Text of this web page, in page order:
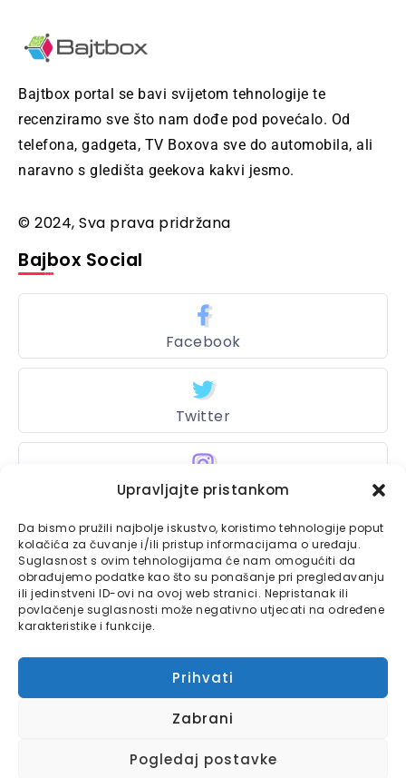
Upravljajte pristankom
Da bismo pružili najbolje iskustvo, koristimo tehnologije poput
kolačića za čuvanje i/ili pristup informacijama o uređaju.
Suglasnost s ovim tehnologijama će nam omogućiti da
obrađujemo podatke kao što su ponašanje pri pregledavanju
ili jedinstveni ID-ovi na ovoj web stranici. Nepristanak ili
povlačenje suglasnosti može negativno utjecati na određene
karakteristike i funkcije.
Prihvati
Zabrani
Pogledaj postavke
Bajtbox portal se bavi svijetom tehnologije te
recenziramo sve što nam dođe pod povećalo. Od
telefona, gadgeta, TV Boxova sve do automobila, ali
naravno s gledišta geekova kakvi jesmo.
© 2024, Sva prava pridržana
Bajbox Social
Facebook
Twitter
Instagram
Bajtbox
Linkovi
Kontaktirajte nas
Impressum
Bajtbox koristi
usluge.